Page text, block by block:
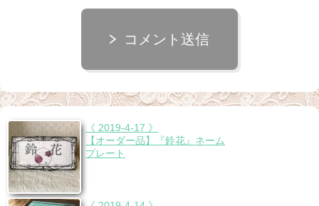
コメント送信
《 2019-4-17 》
【オーダー品】『鈴花』ネーム
プレート